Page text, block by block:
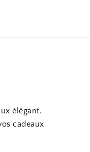
élégant.
cadeaux